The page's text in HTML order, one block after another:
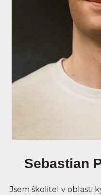
Sebastian
Jsem školitel v oblasti